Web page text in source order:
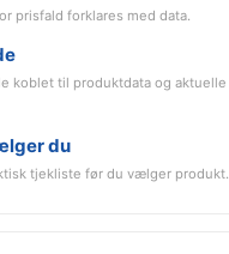
prisfald forklares med data.
koblet til produktdata og aktuelle
du
tjekliste før du vælger produkt.